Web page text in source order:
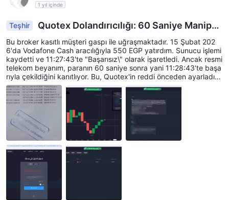
1 yıl içinde
Teşhir
Quotex Dolandırıcılığı: 60 Saniye Manipül
asyonu ve Hesap Blok
Bu broker kasıtlı müşteri gaspı ile uğraşmaktadır. 15 Şubat 202
6'da Vodafone Cash aracılığıyla 550 EGP yatırdım. Sunucu işlemi
kaydetti ve 11:27:43'te "Başarısız\" olarak işaretledi. Ancak resmi
telekom beyanım, paranın 60 saniye sonra yani 11:28:43'te başa
rıyla çekildiğini kanıtlıyor. Bu, Quotex'in reddi önceden ayarladığı
ve fonlarımı cebe indirmek için yerel Mısır ağ geçidini açık tuttuğ
u anlamına geliyor. 4 ay boyunca, bilet altındaki tam beyanları gö
rmezden gelerek bakiyemi SIFIR'da tuttular. Bugün, resmi bir yas
al bildirim gönderildiğinde, işlem geçmişini gizlemek ve fonları çal
mak için \"bir düzenleyici tarafından engellendi" şeklinde sahte b
ir mesajla ticaret hesabımı tamamen bloke ettiler. Tüm kanıtlar FS
A Seychelles'e sunuldu. Quotex'ten kaçının!